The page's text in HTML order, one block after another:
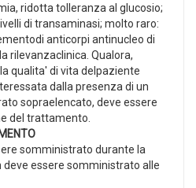
ridotta tolleranza al glucosio;
di transaminasi; molto raro:
anticorpi antinucleo di
rilevanzaclinica. Qualora,
qualita' di vita delpaziente
dalla presenza di un
sopraelencato, deve essere
del trattamento.
somministrato durante la
essere somministrato alle